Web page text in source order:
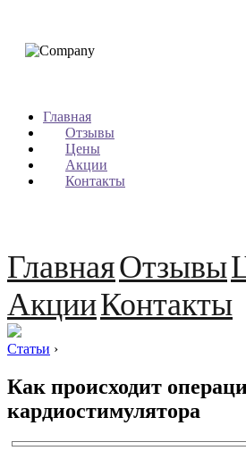
Главная
Отзывы
Цены
Акции
Контакты
ГлавнаяОтзывы
АкцииКонтакты
Статьи ›
Как происходит
кардиостимулятора